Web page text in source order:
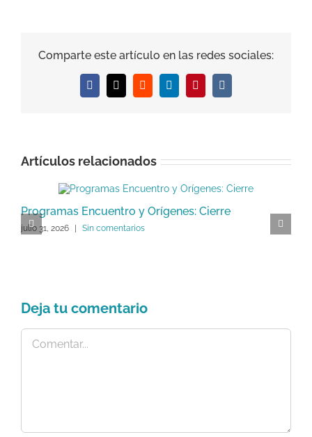
Comparte este artículo en las redes sociales:
Facebook
X RedditLinkedInPinterestVk
Artículos relacionados
Programas Encuentro y Orígenes: Cierre
julio 31, 2026 Sin comentarios
Deja tu comentario